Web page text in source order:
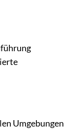
Umgebungen